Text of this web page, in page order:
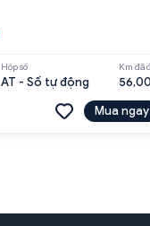
Hộp số
AT - Số tự động
Km đã
Mua ngay